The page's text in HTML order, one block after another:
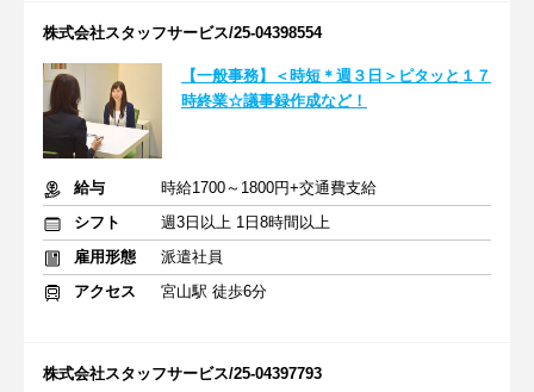
株式会社スタッフサービス/25-04398554
【一般事務】＜時短＊週３日＞ピタッと１７
時終業☆議事録作成など！
給与
時給1700～1800円+交通費支給
シフト
週3日以上 1日8時間以上
雇用形態
派遣社員
アクセス
宮山駅 徒歩6分
株式会社スタッフサービス/25-04397793